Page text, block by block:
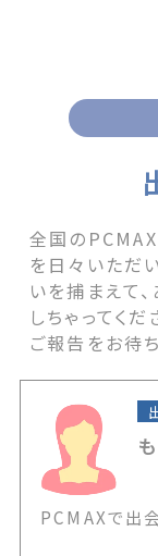
情報が満載
first
PCMAX.
全国の
を日々いただ
いを捕まえて
しちゃってく
ご報告をお待
PCMAXで出